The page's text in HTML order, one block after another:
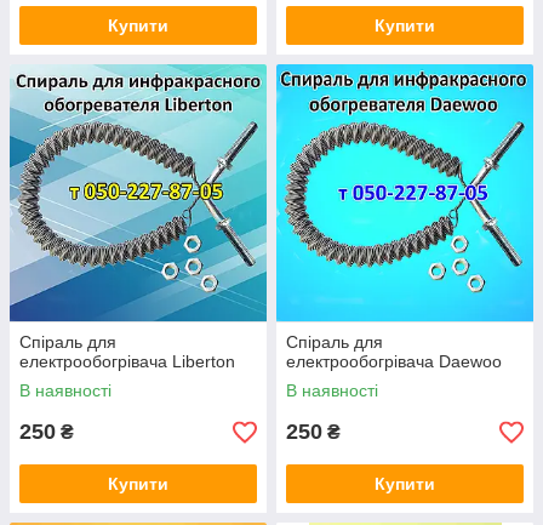
Купити Купити
Спіраль для
електрообогрівача Liberton
В наявності
250 ₴
Купити
Спіраль для
електрообогрівача Daewoo
В наявності
250 ₴
Купити